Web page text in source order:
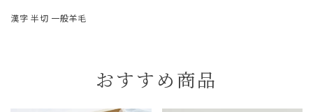
漢字 半切 一般羊毛
おすすめ商品